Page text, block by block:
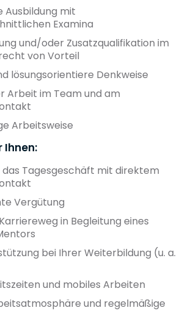
Ausbildung mit
Examina
und/oder Zusatzqualifikation im
von Vorteil
lösungsorientiere Denkweise
Arbeit im Team und am
Arbeitsweise
Ihnen:
das Tagesgeschäft mit direktem
Vergütung
in Begleitung eines
bei Ihrer Weiterbildung (u. a.
und mobiles Arbeiten
und regelmäßige